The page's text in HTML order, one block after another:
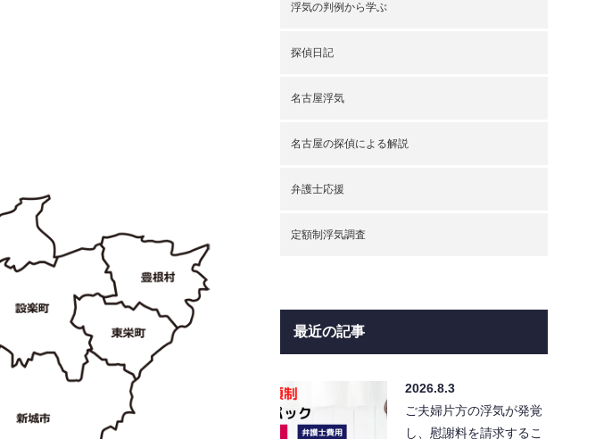
浮気の判例から学ぶ
探偵日記
名古屋浮気
名古屋の探偵による解説
弁護士応援
定額制浮気調査
最近の記事
2026.8.3
ご夫婦片方の浮気が発覚
し、慰謝料を請求するこ